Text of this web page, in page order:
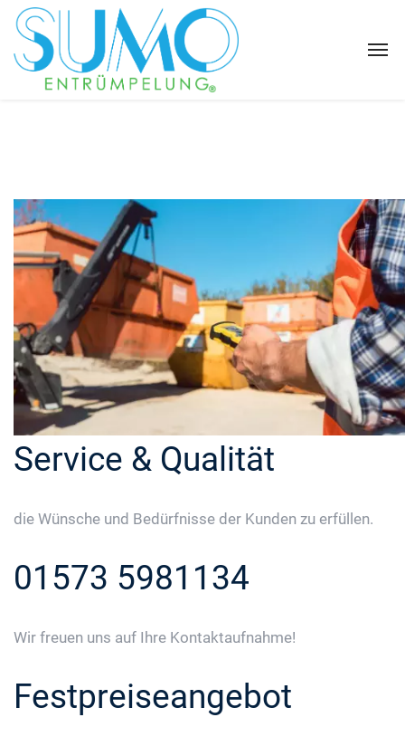
Service & Qualität
die Wünsche und Bedürfnisse der Kunden zu erfüllen.
01573 5981134
Wir freuen uns auf Ihre Kontaktaufnahme!
Festpreiseangebot